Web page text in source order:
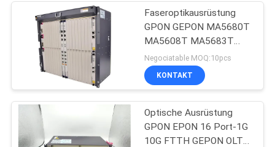
schnelles
Optikverbindungsstück
der Faser
21
Faseroptikausrüstung
GPON GEPON MA5680T
MA5608T MA5683T
SmartAX optische Linie
Anschluss OLT
Negociatable MOQ:10pcs
KONTAKT
Optische Ausrüstung
GPON EPON 16 Port-1G
10G FTTH GEPON OLT